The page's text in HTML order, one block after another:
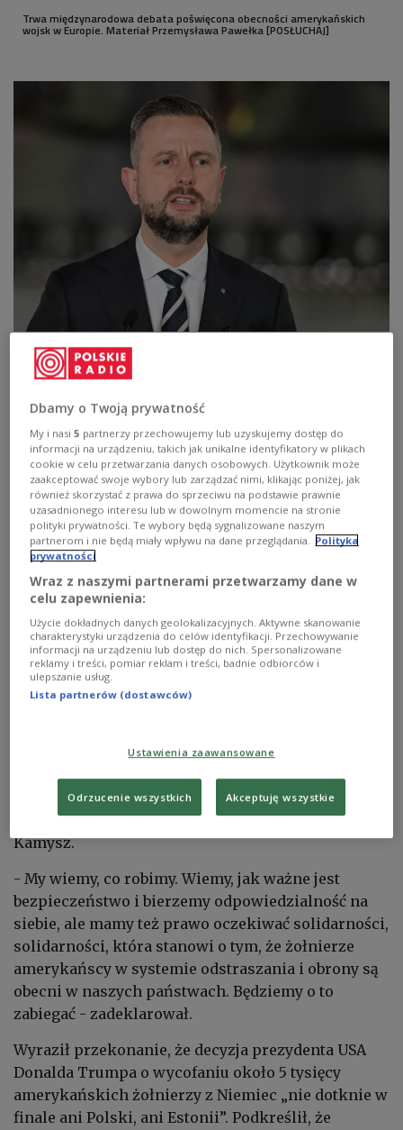
Trwa międzynarodowa debata poświęcona obecności amerykańskich
wojsk w Europie. Materiał Przemysława Pawełka [POSŁUCHAJ]
Władysław Kosiniak-Kamysz
W czwartek Kosiniak-Kamysz składa wizytę w
Tallinie, gdzie spotka się ze swoim estońskim
odpowiednikiem Hannem Pevkurem. Podczas
wspólnej konferencji prasowej szef MON
podkreślił, że zarówno Polska jak i Estonia „nie
mają się czego wstydzić”, jeżeli chodzi o
sojusznicze zaangażowanie w pomoc Stanom
Zjednoczonym, ponieważ - jak wskazał - państwa
te „wypełniają wszystkie wnioski składane przez
Stany Zjednoczone”, wydając 5 proc. PKB rocznie na
obronność, kupując amerykański sprzęt czy
uczestnicząc w amerykańskich operacjach
wojskowych.
- Minister Pevkur pokazywał mi tablicę
zginęli na przykład w Afganistanie. Oni stanowią
najlepszy przykład i dowód zaufania i
współodpowiedzialności, stanowią przykład
sojuszniczego zaangażowania - mówił Kosiniak-
Kamysz.
- My wiemy, co robimy. Wiemy, jak ważne jest
bezpieczeństwo i bierzemy odpowiedzialność na
siebie, ale mamy też prawo oczekiwać solidarności,
solidarności, która stanowi o tym, że żołnierze
amerykańscy w systemie odstraszania i obrony są
obecni w naszych państwach. Będziemy o to
zabiegać - zadeklarował.
Wyraził przekonanie, że decyzja prezydenta USA
Donalda Trumpa o wycofaniu około 5 tysięcy
amerykańskich żołnierzy z Niemiec „nie dotknie w
finale ani Polski, ani Estonii”. Podkreślił, że
Dbamy o Twoją prywatność
My i nasi5 partnerzy przechowujemy lub uzyskujemy dostęp do
informacji na urządzeniu, takich jak unikalne identyfikatory w plikach
cookie w celu przetwarzania danych osobowych. Użytkownik może
zaakceptować swoje wybory lub zarządzać nimi, klikając poniżej, jak
również skorzystać z prawa do sprzeciwu na podstawie prawnie
uzasadnionego interesu lub w dowolnym momencie na stronie
polityki prywatności. Te wybory będą sygnalizowane naszym
partnerom i nie będą miały wpływu na dane przeglądania. Polityka
prywatności
Wraz z naszymi partnerami przetwarzamy dane w
celu zapewnienia:
Użycie dokładnych danych geolokalizacyjnych. Aktywne skanowanie
charakterystyki urządzenia do celów identyfikacji. Przechowywanie
informacji na urządzeniu lub dostęp do nich. Spersonalizowane
reklamy i treści, pomiar reklam i treści, badnie odbiorców i
ulepszanie usług.
Lista partnerów (dostawców)
Ustawienia zaawansowane
Odrzucenie wszystkich Akceptuję wszystkie